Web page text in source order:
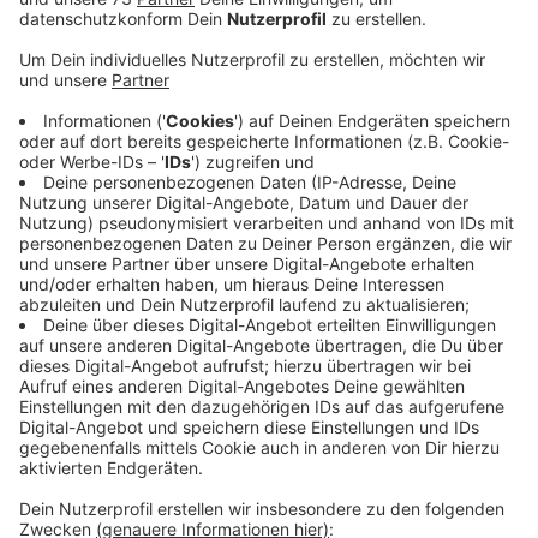
Anzeige
Auch wenn es nur ein paar Minuten sind. Setzt Euch
heute (15.11.) mal mit Euren Nichten, Neffen oder
Kindern hin und lest ihnen vor. Denn heute ist
bundesweiter Vorlesetag. Wir alle erinnern uns wohl
noch daran, wie schön es ist, wenn jemand spannende
Geschichten vorliest. Jedes Jahr am 3. Freitag im
November gibt es deshalb den Vorlesetag. Viele Kitas
und Grundschulen machen mit. Außerdem beteiligen
sich auch die Stadtbibliotheken mit verschiedenen
Aktionen. So kommt in die Ahauser Stadtbibliothek
heute zum Beispiel ein Feuerwehrmann, um vorzulesen
und aus seinem Alltag zu erzählen.
Hier findet Ihr alle Infos zu Vorleseaktionen.